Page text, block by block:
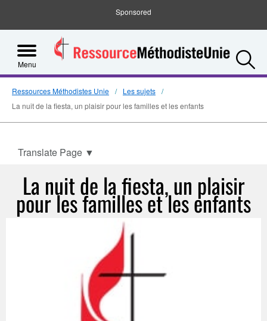
Sponsored
Menu
Ressources Méthodistes Unie
Les sujets
La nuit de la fiesta, un plaisir pour les familles et les enfants
Translate Page ▼
La nuit de la fiesta, un plaisir
pour les familles et les enfants